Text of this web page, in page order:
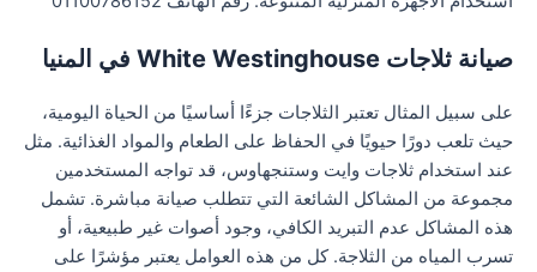
صيانة ثلاجات White Westinghouse في المنيا
على سبيل المثال تعتبر الثلاجات جزءًا أساسيًا من الحياة اليومية،
حيث تلعب دورًا حيويًا في الحفاظ على الطعام والمواد الغذائية. مثل
عند استخدام ثلاجات وايت وستنجهاوس، قد تواجه المستخدمين
مجموعة من المشاكل الشائعة التي تتطلب صيانة مباشرة. تشمل
هذه المشاكل عدم التبريد الكافي، وجود أصوات غير طبيعية، أو
تسرب المياه من الثلاجة. كل من هذه العوامل يعتبر مؤشرًا على